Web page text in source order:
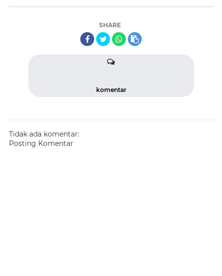
SHARE
komentar
Tidak ada komentar:
Posting Komentar